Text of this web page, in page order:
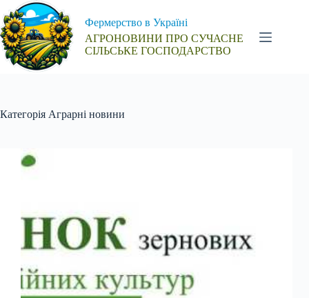
Перейти
до
вмісту
Фермерство в Україні
АГРОНОВИНИ ПРО СУЧАСНЕ
СІЛЬСЬКЕ ГОСПОДАРСТВО
Категорія Аграрні новини